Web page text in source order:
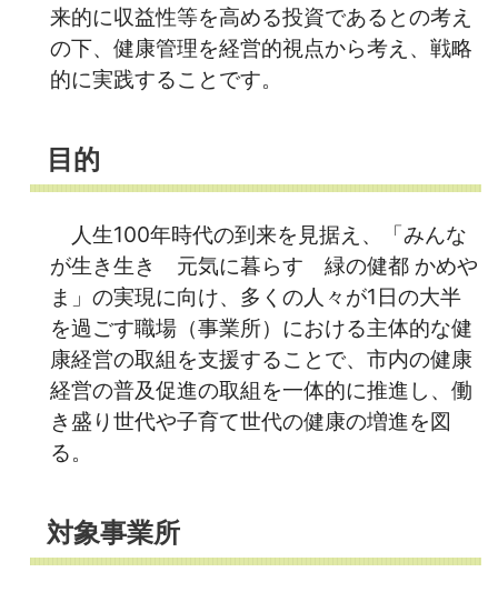
来的に収益性等を高める投資であるとの考え
の下、健康管理を経営的視点から考え、戦略
的に実践することです。
目的
人生100年時代の到来を見据え、「みんな
が生き生き 元気に暮らす 緑の健都 かめや
ま」の実現に向け、多くの人々が1日の大半
を過ごす職場（事業所）における主体的な健
康経営の取組を支援することで、市内の健康
経営の普及促進の取組を一体的に推進し、働
き盛り世代や子育て世代の健康の増進を図
る。
対象事業所